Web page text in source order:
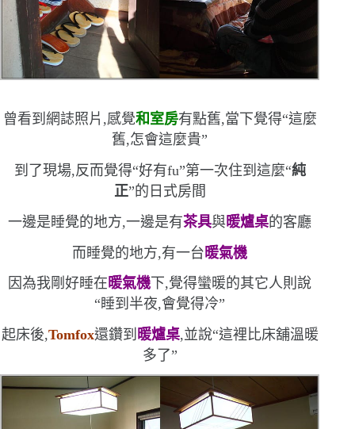
曾看到網誌照片,感覺和室房有點舊,當下覺得“這麼
舊,怎會這麼貴”
到了現場,反而覺得“好有fu”第一次住到這麼“純
正”的日式房間
一邊是睡覺的地方,一邊是有茶具與暖爐桌的客廳
而睡覺的地方,有一台 暖氣機
因為我剛好睡在暖氣機 下,覺得蠻暖的其它人則說
“睡到半夜,會覺得冷”
起床後,Tomfox還鑽到 暖爐桌,並說“這裡比床舖溫暖
多了”